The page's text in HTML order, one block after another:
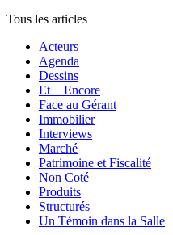
Tous les articles
Acteurs
Agenda
Dessins
Et + Encore
Face au Gérant
Immobilier
Interviews
Marché
Patrimoine et Fiscalité
Non Coté
Produits
Structurés
Un Témoin dans la Salle